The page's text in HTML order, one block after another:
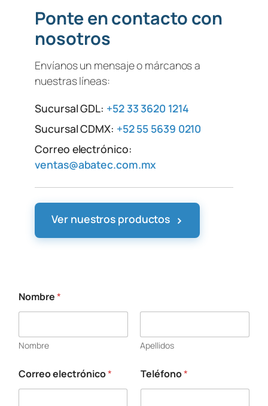
Ponte en contacto con
nosotros
Envíanos un mensaje o márcanos a
nuestras líneas:
Sucursal GDL: +52 33 3620 1214
Sucursal CDMX: +52 55 5639 0210
Correo electrónico:
ventas@abatec.com.mx
Ver nuestros productos ›
Nombre*
Nombre Apellidos
s
o
Correo electrónico* Teléfono*